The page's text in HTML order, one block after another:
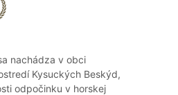
nachádza v obci
Kysuckých Beskýd,
odpočinku v horskej